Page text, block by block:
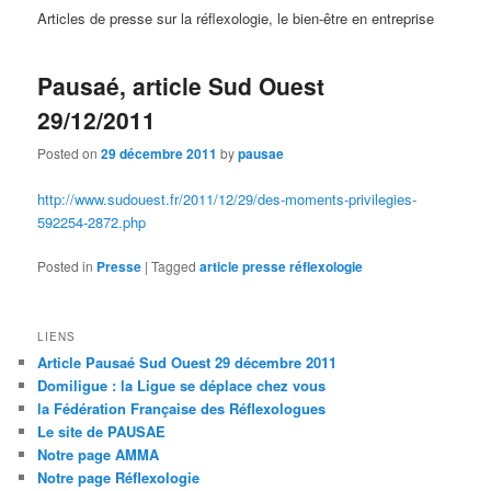
Articles de presse sur la réflexologie, le bien-être en entreprise
Pausaé, article Sud Ouest
29/12/2011
Posted on29 décembre 2011 bypausae
http://www.sudouest.fr/2011/12/29/des-moments-privilegies-
592254-2872.php
Posted in Presse |Tagged article presse réflexologie
LIENS
Article Pausaé Sud Ouest 29 décembre 2011
Domiligue : la Ligue se déplace chez vous
la Fédération Française des Réflexologues
Le site de PAUSAE
Notre page AMMA
Notre page Réflexologie